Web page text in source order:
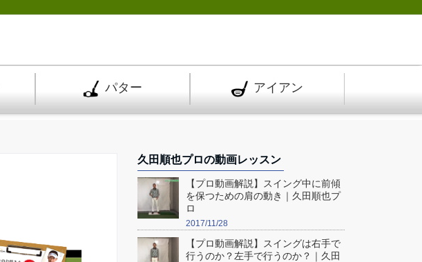
パター アイアン
久田順也プロの動画レッスン
【プロ動画解説】スイング中に前傾
を保つための肩の動き｜久田順也プ
ロ
2017/11/28
【プロ動画解説】スイングは右手で
行うのか？左手で行うのか？｜久田